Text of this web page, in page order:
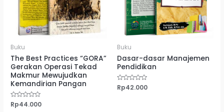
Buku
The Best Practices “GORA”
Gerakan Operasi Tekad
Makmur Mewujudkan
Kemandirian Pangan
Dinilai
0
Rp44.000
Buku
Dasar-dasar Manajemen
Pendidikan
Dinilai
0
Rp42.000